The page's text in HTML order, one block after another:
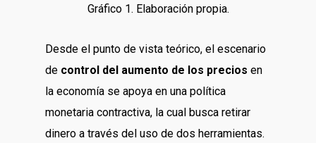
Gráfico 1. Elaboración propia.
Desde el punto de vista teórico, el escenario
de control del aumento de los precios en
la economía se apoya en una política
monetaria contractiva, la cual busca retirar
dinero a través del uso de dos herramientas.